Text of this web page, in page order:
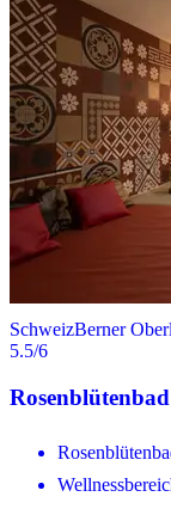
SchweizBerner
5.5/6